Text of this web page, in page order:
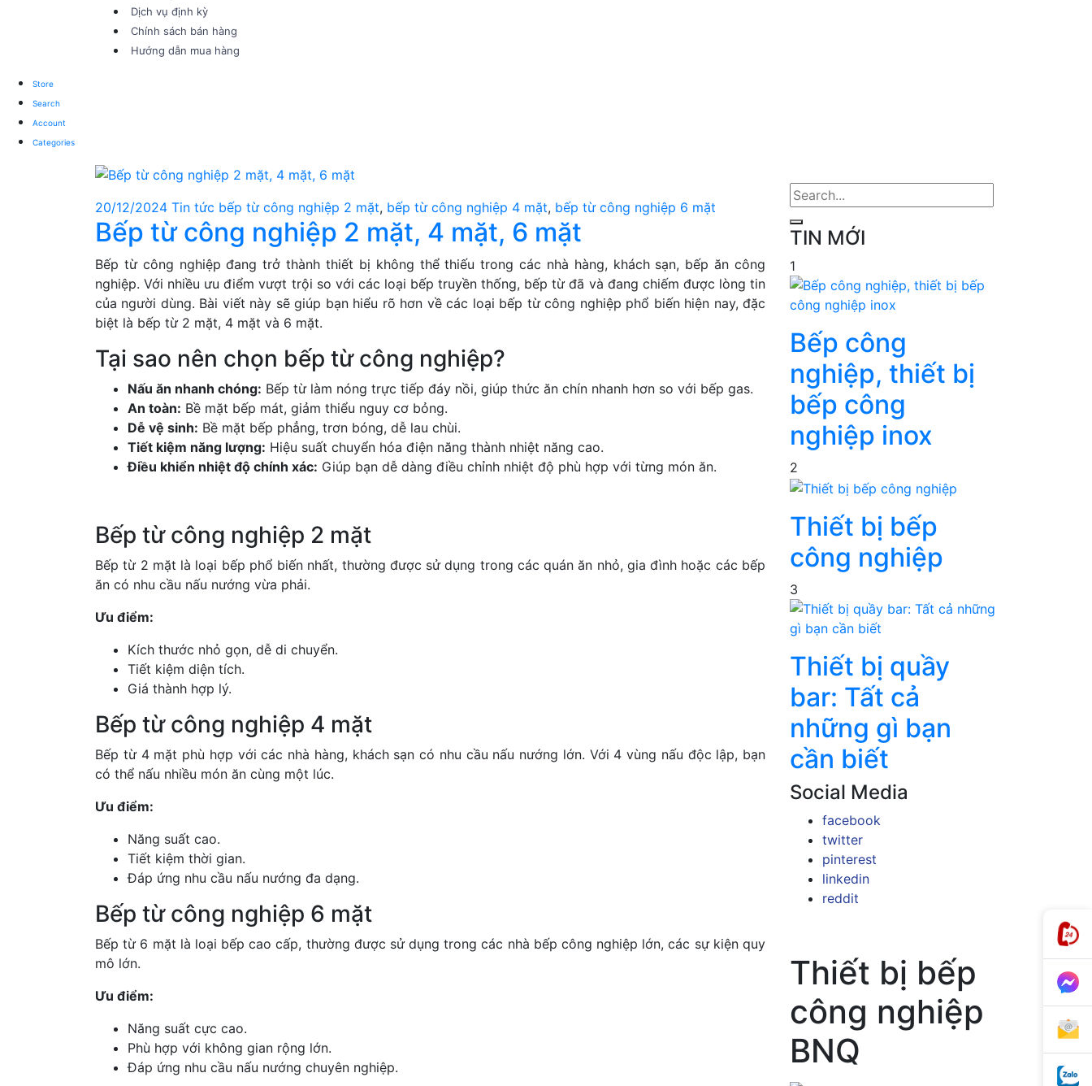
Dịch vụ định kỳ
Chính sách bán hàng
Hướng dẫn mua hàng
Store
Search
Account
Categories
20/12/2024 Tin tức bếp từ công nghiệp 2 mặt, bếp từ công nghiệp 4 mặt, bếp từ công nghiệp 6 mặt
Bếp từ công nghiệp 2 mặt, 4 mặt, 6 mặt
Bếp từ công nghiệp đang trở thành thiết bị không thể thiếu trong các nhà hàng, khách sạn, bếp ăn công
nghiệp. Với nhiều ưu điểm vượt trội so với các loại bếp truyền thống, bếp từ đã và đang chiếm được lòng tin
của người dùng. Bài viết này sẽ giúp bạn hiểu rõ hơn về các loại bếp từ công nghiệp phổ biến hiện nay, đặc
biệt là bếp từ 2 mặt, 4 mặt và 6 mặt.
Tại sao nên chọn bếp từ công nghiệp?
Nấu ăn nhanh chóng: Bếp từ làm nóng trực tiếp đáy nồi, giúp thức ăn chín nhanh hơn so với bếp gas.
An toàn: Bề mặt bếp mát, giảm thiểu nguy cơ bỏng.
Dễ vệ sinh: Bề mặt bếp phẳng, trơn bóng, dễ lau chùi.
Tiết kiệm năng lượng: Hiệu suất chuyển hóa điện năng thành nhiệt năng cao.
Điều khiển nhiệt độ chính xác: Giúp bạn dễ dàng điều chỉnh nhiệt độ phù hợp với từng món ăn.
Bếp từ công nghiệp 2 mặt
Bếp từ 2 mặt là loại bếp phổ biến nhất, thường được sử dụng trong các quán ăn nhỏ, gia đình hoặc các bếp
ăn có nhu cầu nấu nướng vừa phải.
Ưu điểm:
Kích thước nhỏ gọn, dễ di chuyển.
Tiết kiệm diện tích.
Giá thành hợp lý.
Bếp từ công nghiệp 4 mặt
Bếp từ 4 mặt phù hợp với các nhà hàng, khách sạn có nhu cầu nấu nướng lớn. Với 4 vùng nấu độc lập, bạn
có thể nấu nhiều món ăn cùng một lúc.
Ưu điểm:
Năng suất cao.
Tiết kiệm thời gian.
Đáp ứng nhu cầu nấu nướng đa dạng.
Bếp từ công nghiệp 6 mặt
Bếp từ 6 mặt là loại bếp cao cấp, thường được sử dụng trong các nhà bếp công nghiệp lớn, các sự kiện quy
mô lớn.
Ưu điểm:
Năng suất cực cao.
Phù hợp với không gian rộng lớn.
Đáp ứng nhu cầu nấu nướng chuyên nghiệp.
TIN MỚI
1
Bếp công
nghiệp, thiết bị
bếp công
nghiệp inox
2
Thiết bị bếp
công nghiệp
3
Thiết bị quầy
bar: Tất cả
những gì bạn
cần biết
Social Media
facebook
twitter
pinterest
linkedin
reddit
Thiết bị bếp
công nghiệp
BNQ